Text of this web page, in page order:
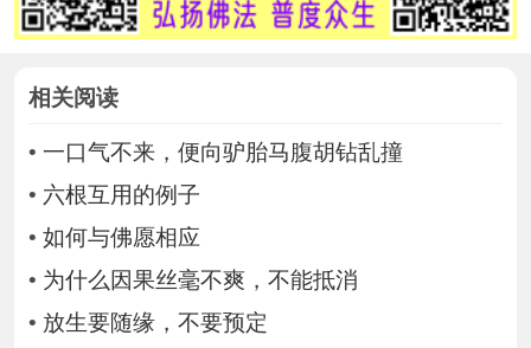
相关阅读
• 一口气不来，便向驴胎马腹胡钻乱撞
• 六根互用的例子
• 如何与佛愿相应
• 为什么因果丝毫不爽，不能抵消
• 放生要随缘，不要预定